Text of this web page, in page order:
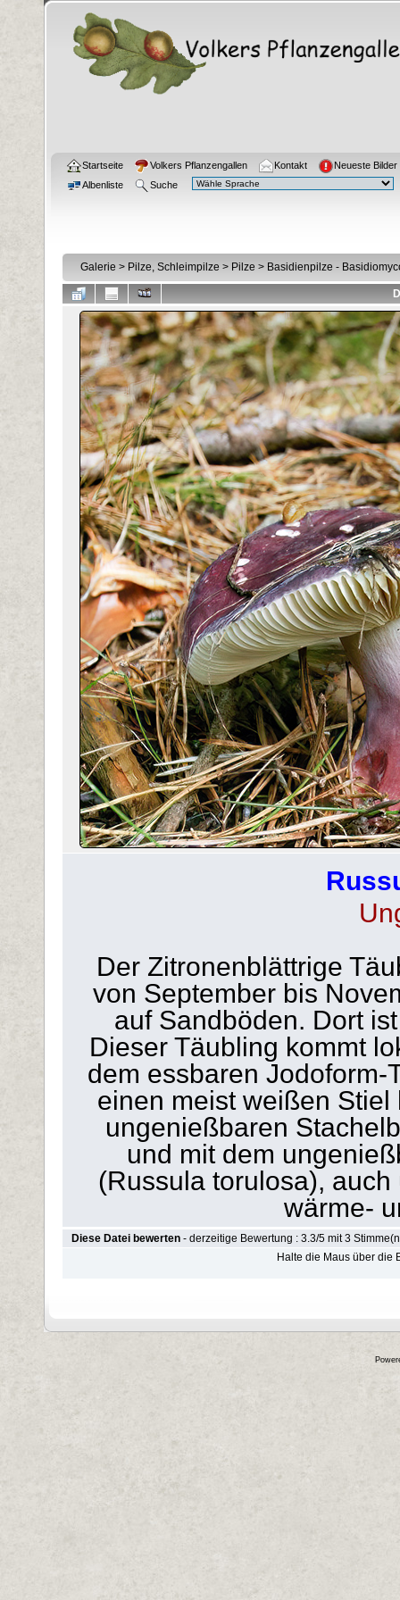
Startseite Volkers Pflanzengallen Kontakt
Neueste Bilder
Albenliste
Suche
Galerie > Pilze, Schleimpilze > Pilze > Basidienpilze -
Der Zitronenblättrige
von September bis
auf Sandböden. Dort
Dieser Täubling kommt
dem essbaren
einen meist weißen
ungenießbaren
und mit dem
(Russula torulosa),
wärme-
Diese Datei bewerten - derzeitige Bewertung : 3.3/5 mit 3
Halte die Maus über die